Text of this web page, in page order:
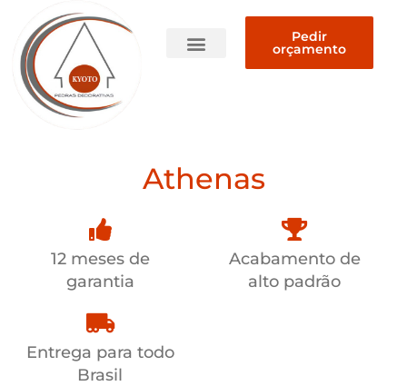
Pedir
orçamento
Athenas
12 meses de
garantia
Acabamento de
alto padrão
Entrega para todo
Brasil